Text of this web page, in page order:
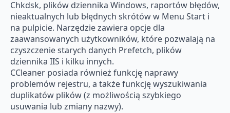
Chkdsk, plików dziennika Windows, raportów błędów,
nieaktualnych lub błędnych skrótów w Menu Start i
na pulpicie. Narzędzie zawiera opcje dla
zaawansowanych użytkowników, które pozwalają na
czyszczenie starych danych Prefetch, plików
dziennika IIS i kilku innych.
CCleaner posiada również funkcję naprawy
problemów rejestru, a także funkcję wyszukiwania
duplikatów plików (z możliwością szybkiego
usuwania lub zmiany nazwy).